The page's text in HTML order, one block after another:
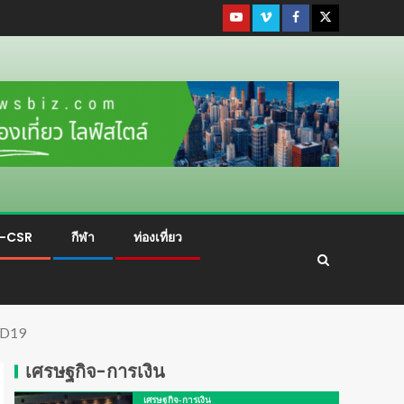
กีฬา ท่องเที่ยว
เศรษฐกิจ-การเงิน
เศรษฐกิจ-การเงิน